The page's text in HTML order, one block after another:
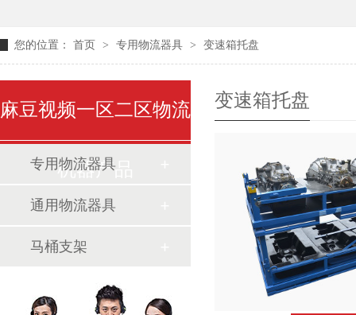
您的位置： 首页 > 专用物流器具 > 变速箱托盘
变速箱托盘
麻豆视频一区二区物流
机器产品
专用物流器具
通用物流器具
马桶支架